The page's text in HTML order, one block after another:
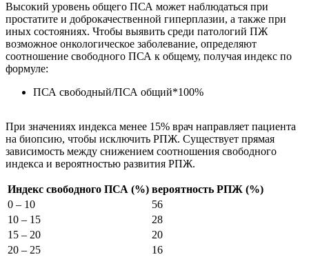
Высокий уровень общего ПСА может наблюдаться при
простатите и доброкачественной гиперплазии, а также при
иных состояниях. Чтобы выявить среди патологий ПЖ
возможное онкологическое заболевание, определяют
соотношение свободного ПСА к общему, получая индекс по
формуле:
ПСА свободный/ПСА общий*100%
При значениях индекса менее 15% врач направляет пациента
на биопсию, чтобы исключить РПЖ. Существует прямая
зависимость между снижением соотношения свободного
индекса и вероятностью развития РПЖ.
Индекс свободного ПСА (%) вероятность РПЖ (%)
0 – 10
56
10 – 15
28
15 – 20
20
20 – 25
16